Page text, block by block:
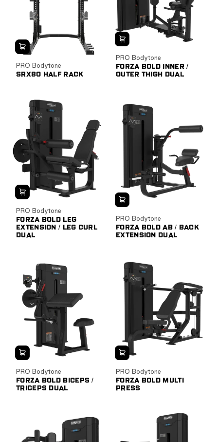
PRO Bodytone
SRX80 HALF RACK
PRO Bodytone
FORZA BOLD INNER /
OUTER THIGH DUAL
PRO Bodytone
FORZA BOLD LEG
EXTENSION / LEG CURL
DUAL
PRO Bodytone
FORZA BOLD AB / BACK
EXTENSION DUAL
PRO Bodytone
FORZA BOLD BICEPS /
TRICEPS DUAL
PRO Bodytone
FORZA BOLD MULTI
PRESS